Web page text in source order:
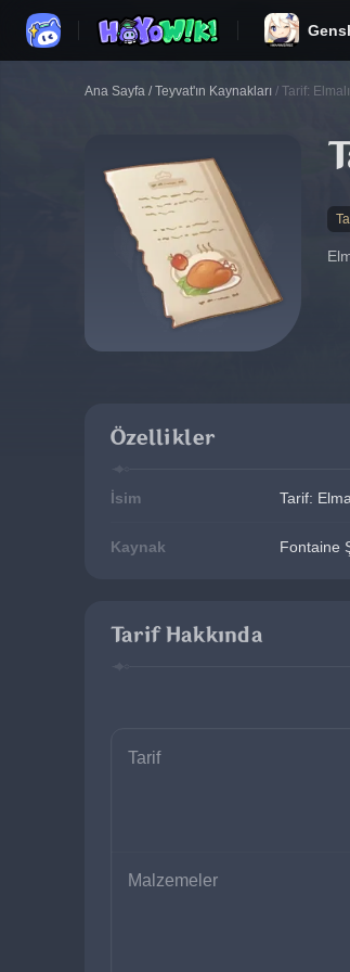
Ana Sayfa / Teyvat'ın Kaynakları / Tarif:
Özellikler
İsim Tarif:
Kaynak Fontaine
Tarif Hakkında
Tarif
Malzemeler